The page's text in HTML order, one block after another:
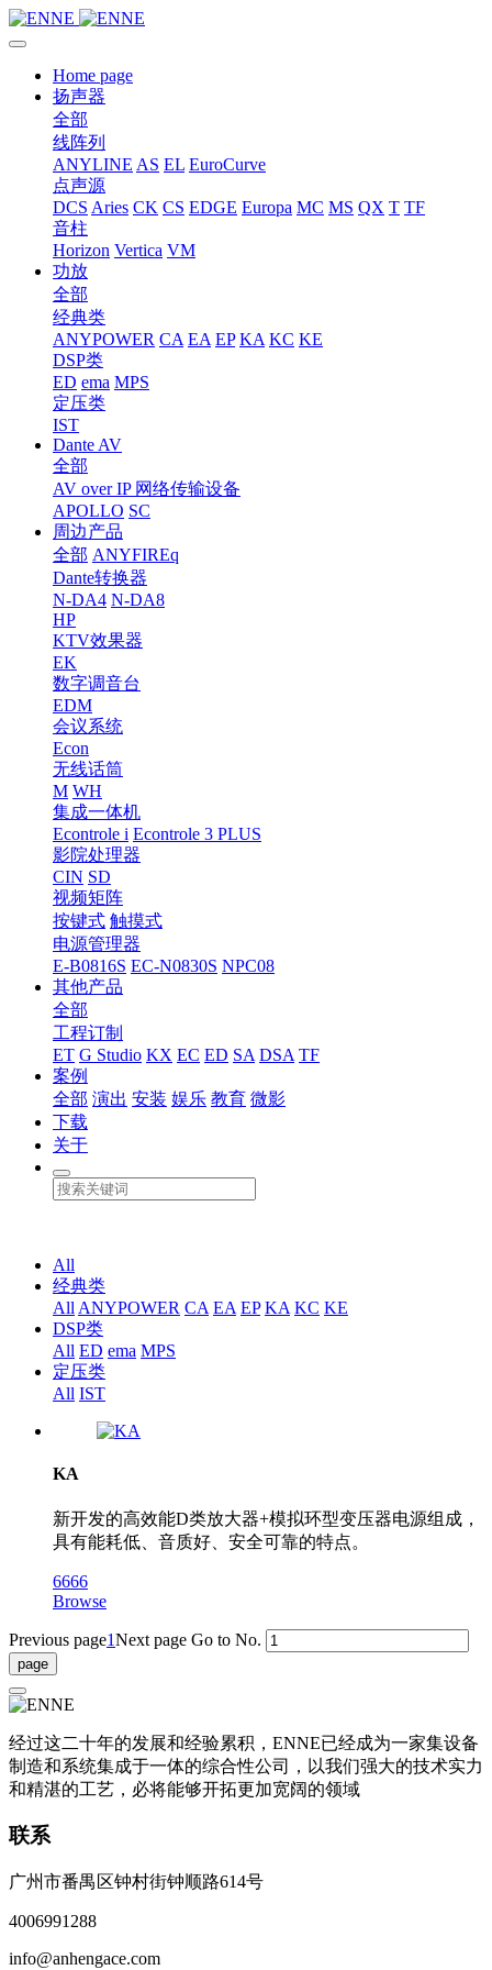
Home page
扬声器
全部
线阵列
ANYLINE AS EL EuroCurve
点声源
DCS Aries CK CS EDGE Europa MC MS QX T TF
音柱
Horizon Vertica VM
功放
全部
经典类
ANYPOWER CA EA EP KA KC KE
DSP类
ED ema MPS
定压类
IST
Dante AV
全部
AV over IP 网络传输设备
APOLLO SC
周边产品
全部 ANYFIREq
Dante转换器
N-DA4 N-DA8
HP
KTV效果器
EK
数字调音台
EDM
会议系统
Econ
无线话筒
M WH
集成一体机
Econtrole i Econtrole 3 PLUS
影院处理器
CIN SD
视频矩阵
按键式 触摸式
电源管理器
E-B0816S EC-N0830S NPC08
其他产品
全部
工程订制
ET G Studio KX EC ED SA DSA TF
案例
全部 演出 安装 娱乐 教育 微影
下载
关于
All
经典类
All ANYPOWER CA EA EP KA KC KE
DSP类
All ED ema MPS
定压类
All IST
KA
新开发的高效能D类放大器+模拟环型变压器电源组成，
具有能耗低、音质好、安全可靠的特点。
6666
Browse
Previous page1Next page Go to No.
经过这二十年的发展和经验累积，ENNE已经成为一家集设备
制造和系统集成于一体的综合性公司，以我们强大的技术实力
和精湛的工艺，必将能够开拓更加宽阔的领域
联系
广州市番禺区钟村街钟顺路614号
4006991288
info@anhengace.com